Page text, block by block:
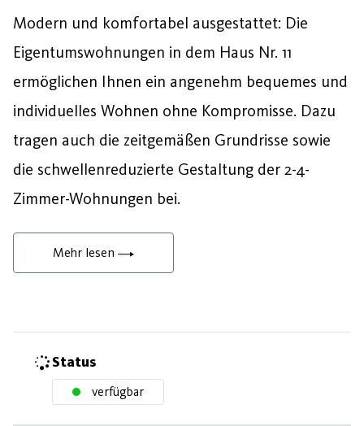
Modern und komfortabel ausgestattet: Die
Eigentumswohnungen in dem Haus Nr. 11
ermöglichen Ihnen ein angenehm bequemes und
individuelles Wohnen ohne Kompromisse. Dazu
tragen auch die zeitgemäßen Grundrisse sowie
die schwellenreduzierte Gestaltung der 2-4-
Zimmer-Wohnungen bei.
Mehr lesen
Status
verfügbar